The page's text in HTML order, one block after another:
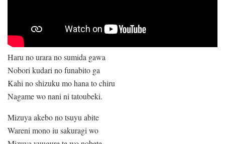
Haru no urara no sumida gawa
Nobori kudari no funabito ga
Kahi no shizuku mo hana to chiru
Nagame wo nani ni tatoubeki.
Mizuya akebo no tsuyu abite
Wareni mono iu sakuragi wo